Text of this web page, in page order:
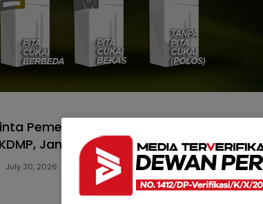
Pemerintah Kaji Matang Skema Bansos
Jangan Ulangi Masalah Lama
July 30, 2026